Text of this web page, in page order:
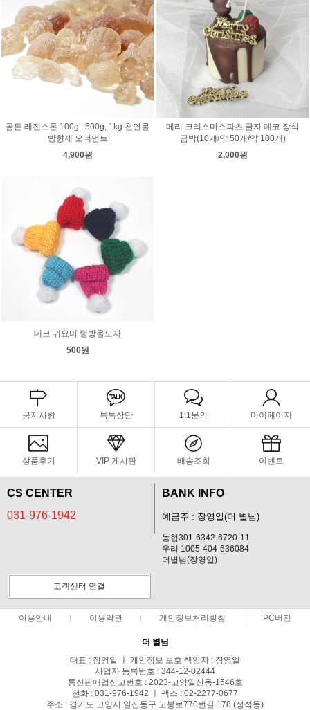
골든 레진스톤 100g , 500g, 1kg 천연물
방향제 오너먼트
4,900원
메리 크리스마스파츠 글자 데코 장식
금박(10개/약 50개/약 100개)
2,000원
데코 귀요미 털방울모자
500원
공지사항 톡톡상담 1:1문의 마이페이지
상품후기 VIP 게시판 배송조회 이벤트
CS CENTER
031-976-1942
BANK INFO
예금주 : 장영일(더 별님)
농협301-6342-6720-11
우리 1005-404-636084
더별님(장영일)
고객센터 연결
이용안내 이용약관 개인정보처리방침 PC버전
더 별님
대표 : 장영일 ㅣ 개인정보 보호 책임자 : 장영일
사업자 등록번호 : 344-12-02444
통신판매업신고번호 : 2023-고양일산동-1546호
전화 : 031-976-1942 ㅣ 팩스 : 02-2277-0677
주소 : 경기도 고양시 일산동구 고봉로770번길 178 (성석동)